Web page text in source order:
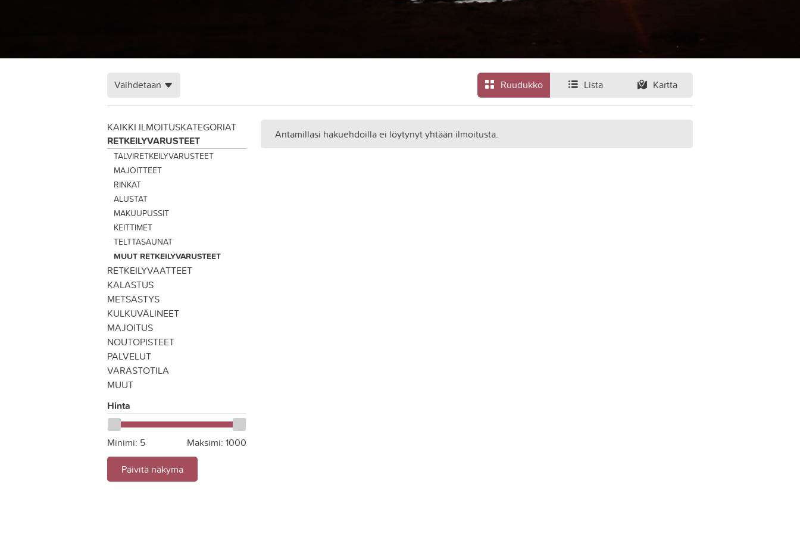
Ruudukko Lista Kartta
Vaihdetaan
KAIKKI ILMOITUSKATEGORIAT
RETKEILYVARUSTEET
TALVIRETKEILYVARUSTEET
MAJOITTEET
RINKAT
ALUSTAT
MAKUUPUSSIT
KEITTIMET
TELTTASAUNAT
MUUT RETKEILYVARUSTEET
RETKEILYVAATTEET
KALASTUS
METSÄSTYS
KULKUVÄLINEET
MAJOITUS
NOUTOPISTEET
PALVELUT
VARASTOTILA
MUUT
Hinta
Minimi: 5 Maksimi: 1000
Päivitä näkymä
Antamillasi hakuehdoilla ei löytynyt yhtään ilmoitusta.